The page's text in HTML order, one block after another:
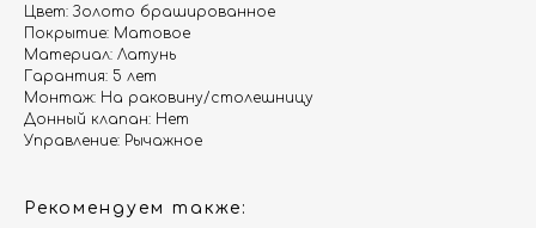
Цвет: Золото брашированное
Покрытие: Матовое
Материал: Латунь
Гарантия: 5 лет
Монтаж: На раковину/столешницу
Донный клапан: Нет
Управление: Рычажное
Рекомендуем также: